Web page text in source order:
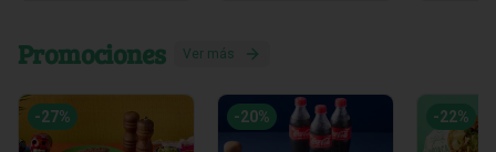
Promociones Ver más
-27% -20% -22%